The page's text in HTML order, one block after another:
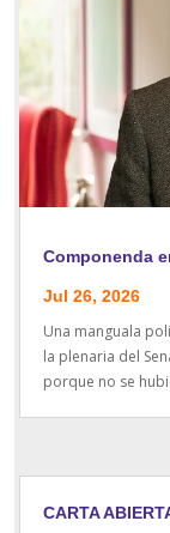
Componenda
Jul 26, 2026
Una manguala
la plenaria del
porque no se
CARTA